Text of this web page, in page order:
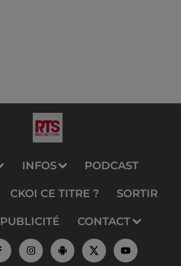
INFOS PODCAST
CKOI CE TITRE ? SORTIR
PUBLICITÉ CONTACT